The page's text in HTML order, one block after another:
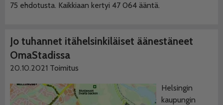
75 ehdotusta. Kaikkiaan kertyi 47 064 ääntä.
Jo tuhannet itähelsinkiläiset äänestäneet
OmaStadissa
20.10.2021 Toimitus
Helsingin
kaupungin